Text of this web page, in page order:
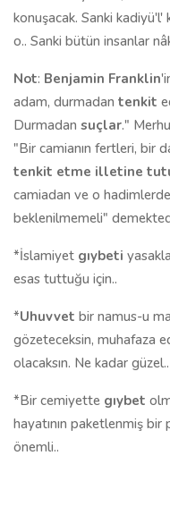
konuşacak. Sanki
o.. Sanki bütün insanlar
Not: Benjamin Franklin
adam, durmadan tenkit
Durmadan suçlar."
"Bir camianın fertleri, bir
tenkit etme illetine
camiadan ve o
beklenilmemeli"
*İslamiyet gıybeti
esas tuttuğu için..
*Uhuvvet bir namus-u
gözeteceksin, muhafaza
olacaksın. Ne kadar güzel..
*Bir cemiyette gıybet
hayatının paketlenmiş
önemli..